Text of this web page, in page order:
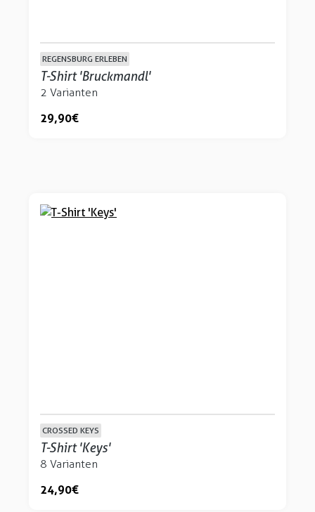
REGENSBURG ERLEBEN
T-Shirt 'Bruckmandl'
2 Varianten
29,90 €
CROSSED KEYS
T-Shirt 'Keys'
8 Varianten
24,90 €